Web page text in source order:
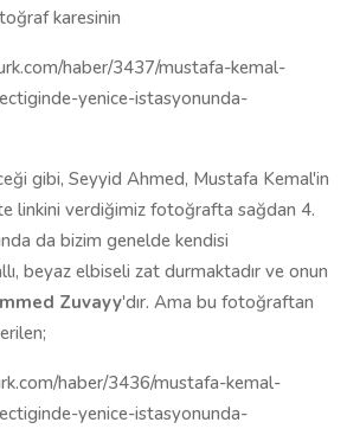
karesinin
haber/3437/mustafa-kemal-
yenice-istasyonunda-
gibi, Seyyid Ahmed, Mustafa Kemal'in
linkini verdiğimiz fotoğrafta sağdan 4.
da bizim genelde kendisi
beyaz elbiseli zat durmaktadır ve onun
Zuvayy'dır. Ama bu fotoğraftan
haber/3436/mustafa-kemal-
yenice-istasyonunda-